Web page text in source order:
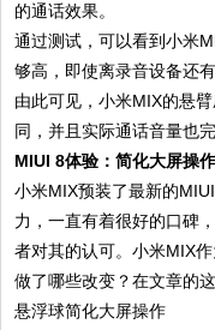
的通话效果。
通过测试，可以看到小米
够高，即使离录音设备还
由此可见，小米MIX的悬
同，并且实际通话音量也
MIUI 8体验：简化大屏操
小米MIX预装了最新的
力，一直有着很好的口碑
者对其的认可。小米MIX
做了哪些改变？在文章的
悬浮球简化大屏操作